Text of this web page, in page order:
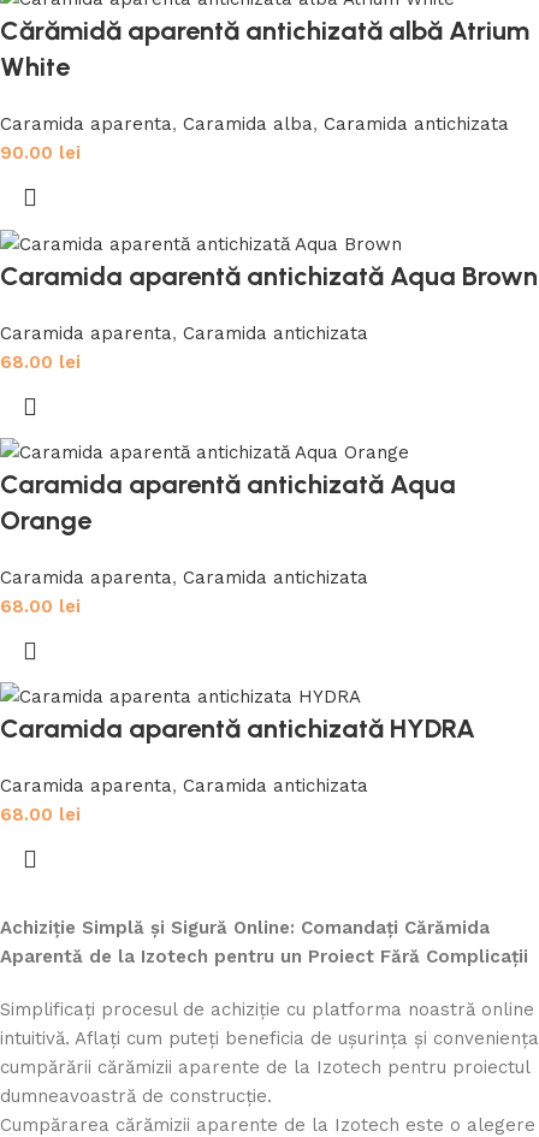
Cărămidă aparentă antichizată albă Atrium
White
Caramida aparenta, Caramida alba, Caramida antichizata
90.00 lei
Caramida aparentă antichizată Aqua Brown
Caramida aparenta, Caramida antichizata
68.00 lei
Caramida aparentă antichizată Aqua
Orange
Caramida aparenta, Caramida antichizata
68.00 lei
Caramida aparentă antichizată HYDRA
Caramida aparenta, Caramida antichizata
68.00 lei
Achiziție Simplă și Sigură Online: Comandați Cărămida
Aparentă de la Izotech pentru un Proiect Fără Complicații
Simplificați procesul de achiziție cu platforma noastră online
intuitivă. Aflați cum puteți beneficia de ușurința și conveniența
cumpărării cărămizii aparente de la Izotech pentru proiectul
dumneavoastră de construcție.
Cumpărarea cărămizii aparente de la Izotech este o alegere